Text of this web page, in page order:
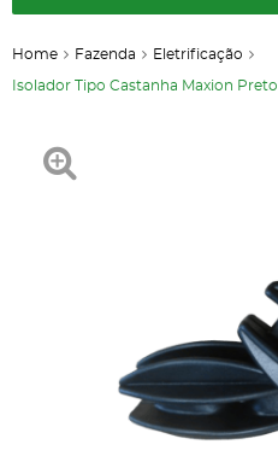
Home Fazenda Eletrificação
Isolador Tipo Castanha Maxion